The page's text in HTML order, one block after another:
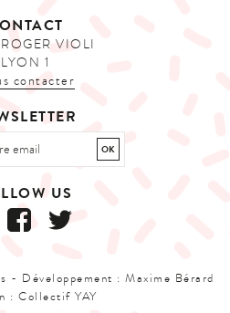
VIOLI
LYON 1
contacter
US
- Développement : Maxime Bérard
: Collectif YAY